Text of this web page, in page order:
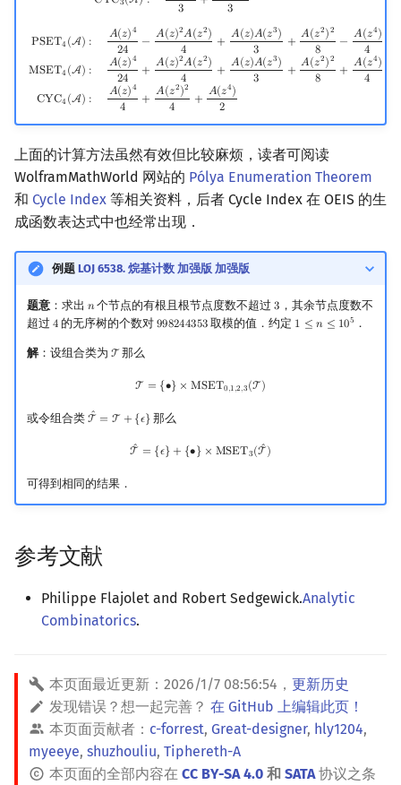
3
3
3
PSET4 (A) : 𝐴(𝑧)4
24 − 𝐴(𝑧)2𝐴(𝑧2)
4
+ 𝐴(𝑧)𝐴(𝑧3)
3
+ 𝐴(𝑧2)2
8 − 𝐴(𝑧4)
4
MSET4 (A) : 𝐴(𝑧)4
24 + 𝐴(𝑧)2𝐴(𝑧2)
4
+ 𝐴(𝑧)𝐴(𝑧3)
3
+ 𝐴(𝑧2)2
8 + 𝐴(𝑧4)
4
CYC4 (A) : 𝐴(𝑧)4
4 + 𝐴(𝑧2)2
4 + 𝐴(𝑧4)
2
): (z 24−A(z)2 2)4+A(z)A(z3 A(z2)28−A(z 4MSET4 A(z)424
上面的计算方法虽然有效但比较麻烦，读者可阅读
WolframMathWorld 网站的 Pólya Enumeration Theorem
和 Cycle Index 等相关资料，后者 Cycle Index 在 OEIS 的生
成函数表达式中也经常出现．
例题 LOJ 6538. 烷基计数 加强版 加强版
题意：求出 𝑛
n个节点的有根且根节点度数不超过3
3 ，其余节点度数不
超过 4
4的无序树的个数对 998244353
998244353 取模的值．约定 1 ≤ 𝑛 ≤ 105
1 ≤n ≤105 ．
解：设组合类为 T
T那么
T = {∙} × MSET0,1,2,3(T )
T ={∙}× MSET0,1,2 3 (T)
或令组合类 ˆ
T = T + {𝜖}
T =T +{ ϵ} 那么
ˆ
T = {𝜖} + {∙} × MSET3( ˆ
T )
T ^={ ϵ}+ {∙}×MSET3(T^)
可得到相同的结果．
参考文献
Philippe Flajolet and Robert Sedgewick.Analytic
Combinatorics.
本页面最近更新： 2026/1/7 08:56:54 ， 更新历史
发现错误？想一起完善？ 在 GitHub 上编辑此页！
本页面贡献者： c-forrest, Great-designer, hly1204,
myeeye, shuzhouliu, Tiphereth-A
本页面的全部内容在 CC BY-SA 4.0 和 SATA协议之条